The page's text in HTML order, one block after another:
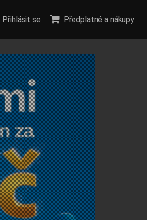
Přihlásit se Předplatné a nákupy